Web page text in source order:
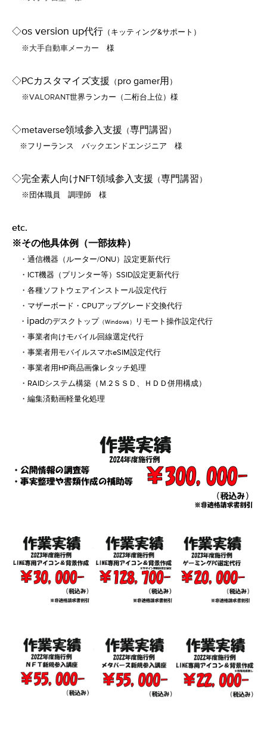
◇os version up代行 （キッティング&サポート）
※ 大手自動車メーカー 様
◇PCカスタマイズ支援 （ pro gamer​用 ）
※VALORANT世界ランカー（二桁台上位）様
◇​metaverse領域参入支援 （専門講習 ）
※フリーランス バックエンドエンジニア 様
◇完全素人向けNFT領域参入支援 （専門講習 ）
※団体職員 調理師 様
etc.
※その他具体例（一部抜粋）
・通信機器（ルーター/ONU）設定更新代行
・ICT機器（プリンター等）SSID設定更新代行
・各種ソフトウェアインストール設定代行
・マザーボード・CPUアップグレード交換代行
・ ipadのデスクトップ （Windows）
リモート操作設定代行
・事業者向けモバイル回線選定代行
・事業者用モバイルスマホeSIM設定代行
・事業者用HP商品画像レタッチ処理
・RAIDシステム構築（Ｍ.2ＳＳＤ、ＨＤＤ併用構成）
・編集済動画軽量化処理